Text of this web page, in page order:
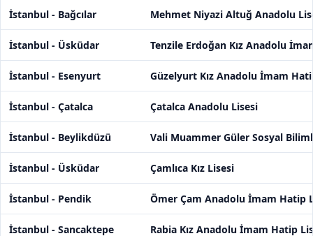
İstanbul - Bağcılar Mehmet Niyazi Altuğ Anadolu
İstanbul - Üsküdar Tenzile Erdoğan Kız Anadolu
İstanbul - Esenyurt Güzelyurt Kız Anadolu İmam
İstanbul - Çatalca Çatalca Anadolu Lisesi
İstanbul - Beylikdüzü Vali Muammer Güler Sosyal
İstanbul - Üsküdar Çamlıca Kız Lisesi
İstanbul - Pendik Ömer Çam Anadolu İmam Hatip
İstanbul - Sancaktepe Rabia Kız Anadolu İmam Hatip